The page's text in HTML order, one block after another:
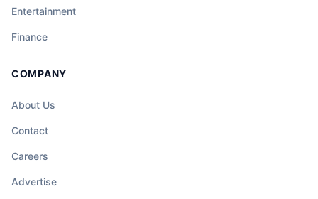
Entertainment
Finance
COMPANY
About Us
Contact
Careers
Advertise